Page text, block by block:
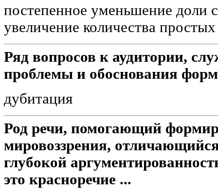
постепенное уменьшение доли
увеличение количества
Ряд вопросов к аудитории,
проблемы и обоснования
дубитация
Род речи, помогающий
мировоззрения,
глубокой
это красноречие ...